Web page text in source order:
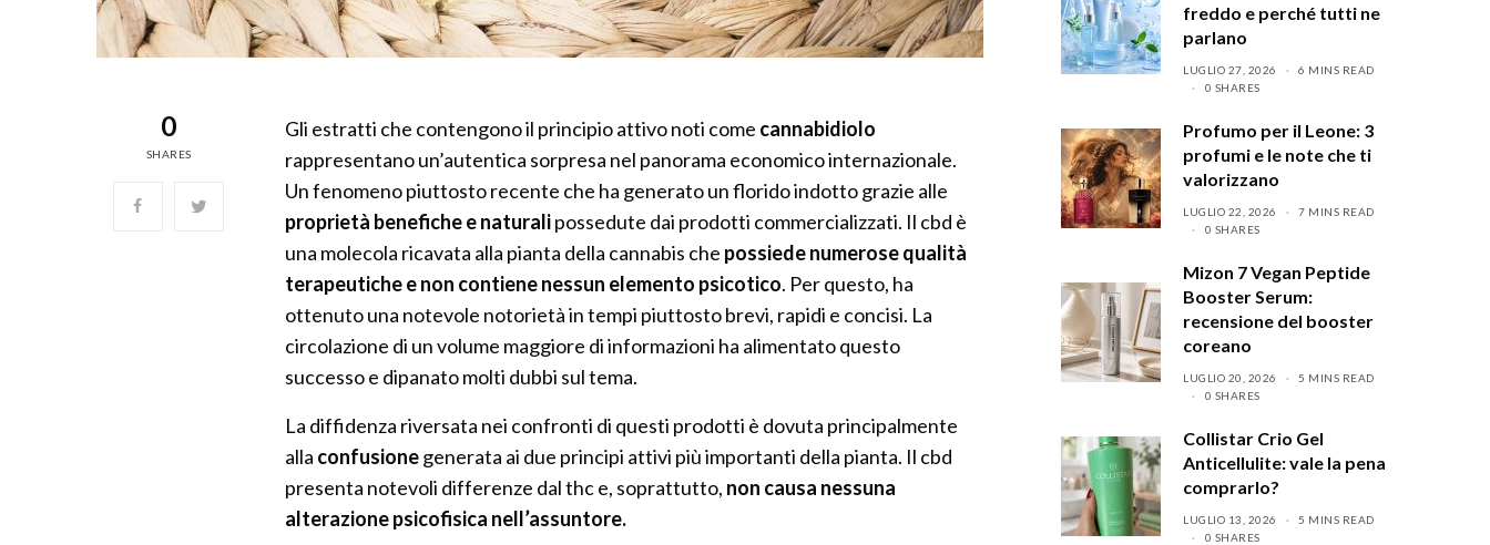
0
SHARES
Gli estratti che contengono il principio attivo noti come cannabidiolo
rappresentano un’autentica sorpresa nel panorama economico internazionale.
Un fenomeno piuttosto recente che ha generato un florido indotto grazie alle
proprietà benefiche e naturalipossedute dai prodotti commercializzati. Il cbd è
una molecola ricavata alla pianta della cannabis che possiede numerose qualità
terapeutiche e non contiene nessun elemento psicotico. Per questo, ha
ottenuto una notevole notorietà in tempi piuttosto brevi, rapidi e concisi. La
circolazione di un volume maggiore di informazioni ha alimentato questo
successo e dipanato molti dubbi sul tema.
La diffidenza riversata nei confronti di questi prodotti è dovuta principalmente
alla confusionegenerata ai due principi attivi più importanti della pianta. Il cbd
presenta notevoli differenze dal thc e, soprattutto, non causa nessuna
alterazione psicofisica nell’assuntore.
freddo e perché tutti ne
parlano
LUGLIO 27, 2026
6 MINS READ
0 SHARES
Profumo per il Leone: 3
profumi e le note che ti
valorizzano
LUGLIO 22, 2026
7 MINS READ
0 SHARES
Mizon 7 Vegan Peptide
Booster Serum:
recensione del booster
coreano
LUGLIO 20, 2026
5 MINS READ
0 SHARES
Collistar Crio Gel
Anticellulite: vale la pena
comprarlo?
LUGLIO 13, 2026
5 MINS READ
0 SHARES